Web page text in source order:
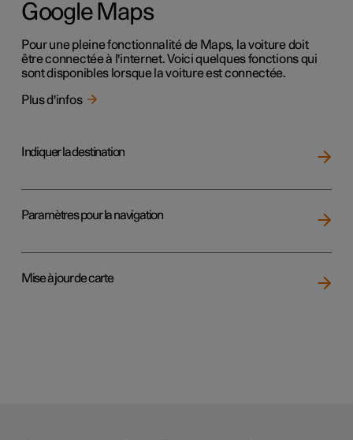
Google Maps
Pour une pleine fonctionnalité de Maps, la voiture doit
être connectée à l'internet. Voici quelques fonctions qui
sont disponibles lorsque la voiture est connectée.
Plus d'infos
Indiquer la destination
Paramètres pour la navigation
Mise à jour de carte